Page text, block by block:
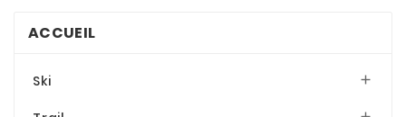
ACCUEIL
Ski 